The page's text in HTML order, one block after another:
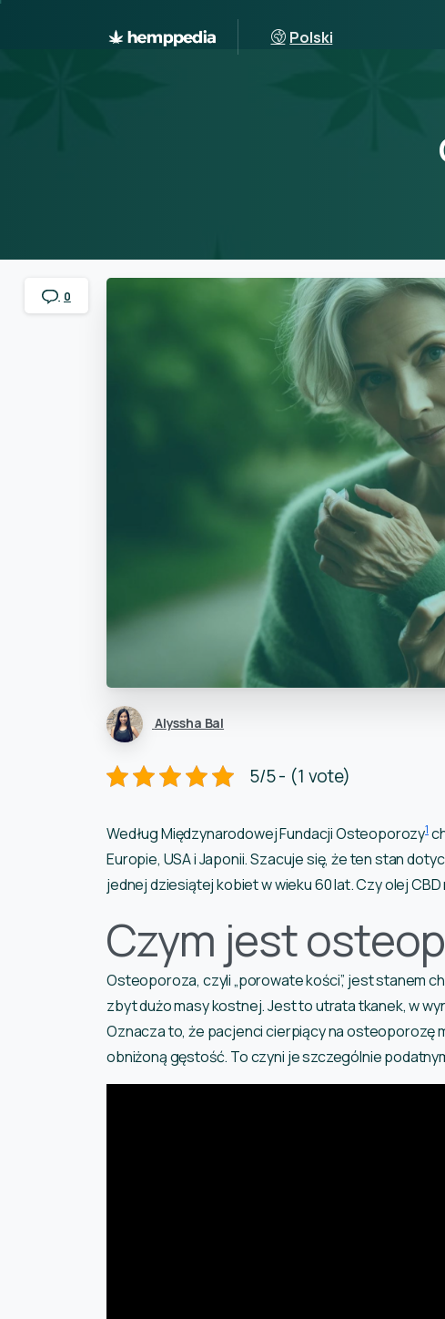
Polski
Alyssha Bal
5/5 - (1 vote)
Według Międzynarodowej Fundacji Osteoporozy1
Europie, USA i Japonii. Szacuje się, że ten stan
jednej dziesiątej kobiet w wieku 60 lat. Czy olej
Czym jest
Osteoporoza, czyli „porowate kości”, jest stanem
zbyt dużo masy kostnej. Jest to utrata tkanek, w
Oznacza to, że pacjenci cierpiący na osteoporozę
obniżoną gęstość. To czyni je szczególnie
0